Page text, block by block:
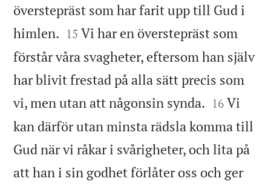
överstepräst som har farit upp till Gud i
himlen. 

15 Vi har en överstepräst som
förstår våra svagheter, eftersom han själv
har blivit frestad på alla sätt precis som
vi, men utan att någonsin synda. 

16 Vi
kan därför utan minsta rädsla komma till
Gud när vi råkar i svårigheter, och lita på
att han i sin godhet förlåter oss och ger